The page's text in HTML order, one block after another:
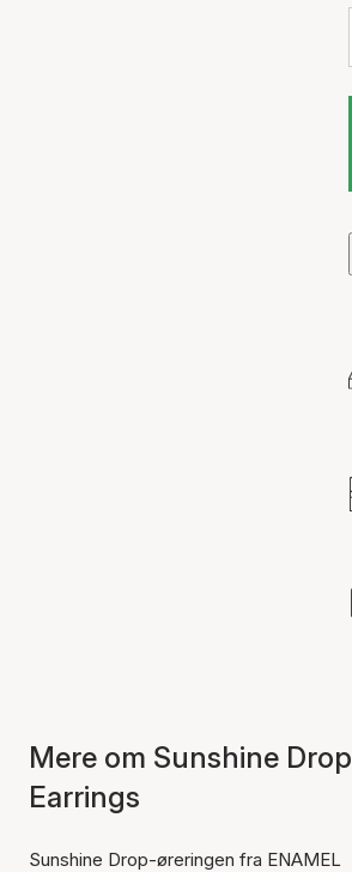
Mere om Sunshine Drop
Earrings
Sunshine Drop-øreringen fra ENAMEL